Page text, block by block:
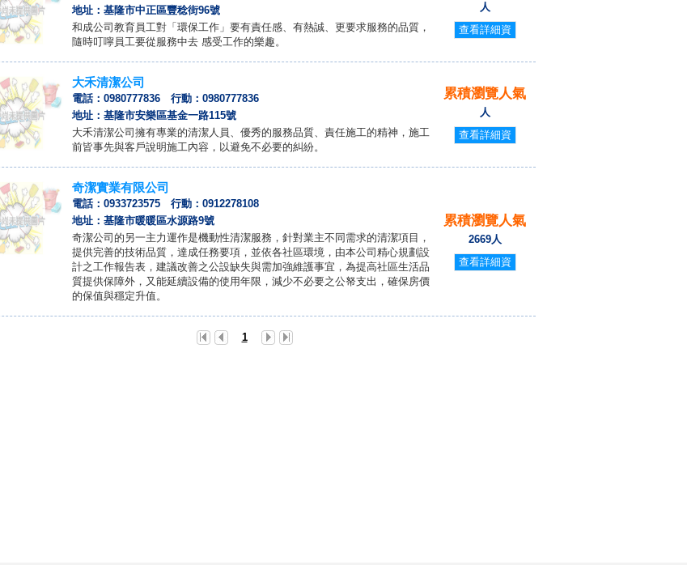
地址：基隆市中正區豐稔街96號
和成公司教育員工對「環保工作」要有責任感、有熱誠、更要求服務的品質，
隨時叮嚀員工要從服務中去 感受工作的樂趣。
人
查看詳細資
大禾清潔公司
電話：0980777836 行動：0980777836
地址：基隆市安樂區基金一路115號
大禾清潔公司擁有專業的清潔人員、優秀的服務品質、責任施工的精神，施工
前皆事先與客戶說明施工內容，以避免不必要的糾紛。
累積瀏覽人氣
人
查看詳細資
奇潔實業有限公司
電話：0933723575 行動：0912278108
地址：基隆市暖暖區水源路9號
奇潔公司的另一主力運作是機動性清潔服務，針對業主不同需求的清潔項目，
提供完善的技術品質，達成任務要項，並依各社區環境，由本公司精心規劃設
計之工作報告表，建議改善之公設缺失與需加強維護事宜，為提高社區生活品
質提供保障外，又能延續設備的使用年限，減少不必要之公帑支出，確保房價
的保值與穩定升值。
累積瀏覽人氣
2669人
查看詳細資
1